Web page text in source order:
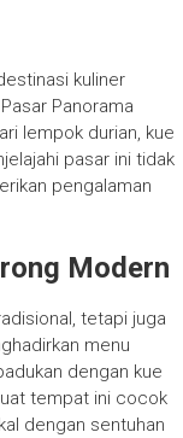
kuliner
Panorama
lempok durian, kue
pasar ini tidak
pengalaman
Modern
tetapi juga
menu
dengan kue
tempat ini cocok
dengan sentuhan